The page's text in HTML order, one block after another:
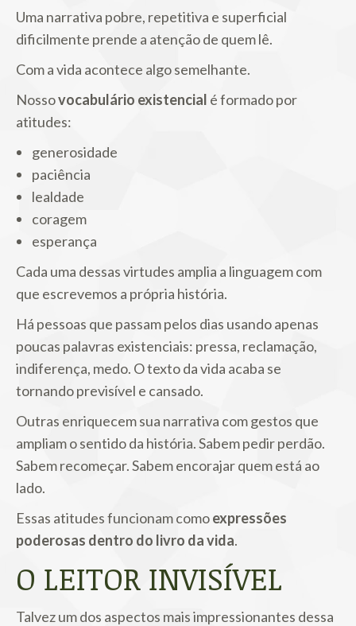
Uma narrativa pobre, repetitiva e superficial
dificilmente prende a atenção de quem lê.
Com a vida acontece algo semelhante.
Nossovocabulário existencial é formado por
atitudes:
generosidade
paciência
lealdade
coragem
esperança
Cada uma dessas virtudes amplia a linguagem com
que escrevemos a própria história.
Há pessoas que passam pelos dias usando apenas
poucas palavras existenciais: pressa, reclamação,
indiferença, medo. O texto da vida acaba se
tornando previsível e cansado.
Outras enriquecem sua narrativa com gestos que
ampliam o sentido da história. Sabem pedir perdão.
Sabem recomeçar. Sabem encorajar quem está ao
lado.
Essas atitudes funcionam comoexpressões
poderosas dentro do livro da vida.
O LEITOR INVISÍVEL
Talvez um dos aspectos mais impressionantes dessa